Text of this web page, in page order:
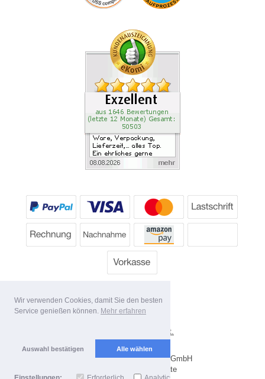
Wir verwenden Cookies, damit Sie den besten
Service genießen können. Mehr erfahren
Auswahl bestätigen Alle wählen
Alle Preise inkl. MwSt.
Lieferbedingungen
Copyright 2026 by Dartpoint GmbH
Mobile Shop by Shopgate